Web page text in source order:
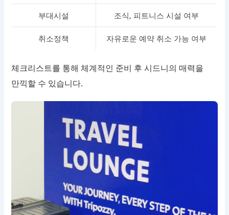
부대시설 조식, 피트니스 시설 여부
취소정책 자유로운 예약 취소 가능 여부
체크리스트를 통해 체계적인 준비 후 시드니의 매력을
만끽할 수 있습니다.